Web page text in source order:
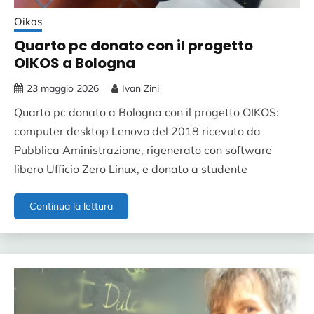
Oikos
Quarto pc donato con il progetto
OIKOS a Bologna
23 maggio 2026 Ivan Zini
Quarto pc donato a Bologna con il progetto OIKOS:
computer desktop Lenovo del 2018 ricevuto da
Pubblica Aministrazione, rigenerato con software
libero Ufficio Zero Linux, e donato a studente
Continua la letturaQuarto
pc
donato
progetto
OIKOS
a